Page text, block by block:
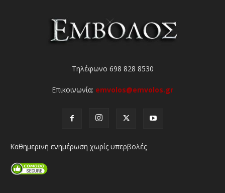
Τηλέφωνο 698 828 8530
Επικοινωνία: emvolos@emvolos.gr
Καθημερινή ενημέρωση χωρίς υπερβολές